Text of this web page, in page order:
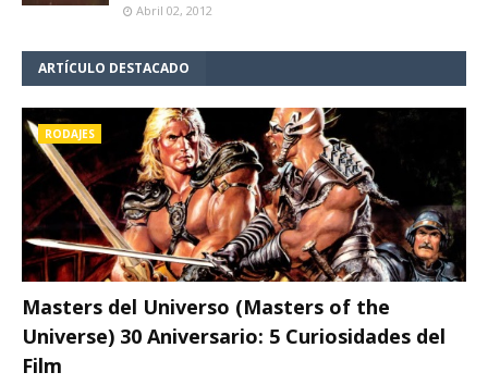
Abril 02, 2012
ARTÍCULO DESTACADO
RODAJES
Masters del Universo (Masters of the
Universe) 30 Aniversario: 5 Curiosidades del
Film